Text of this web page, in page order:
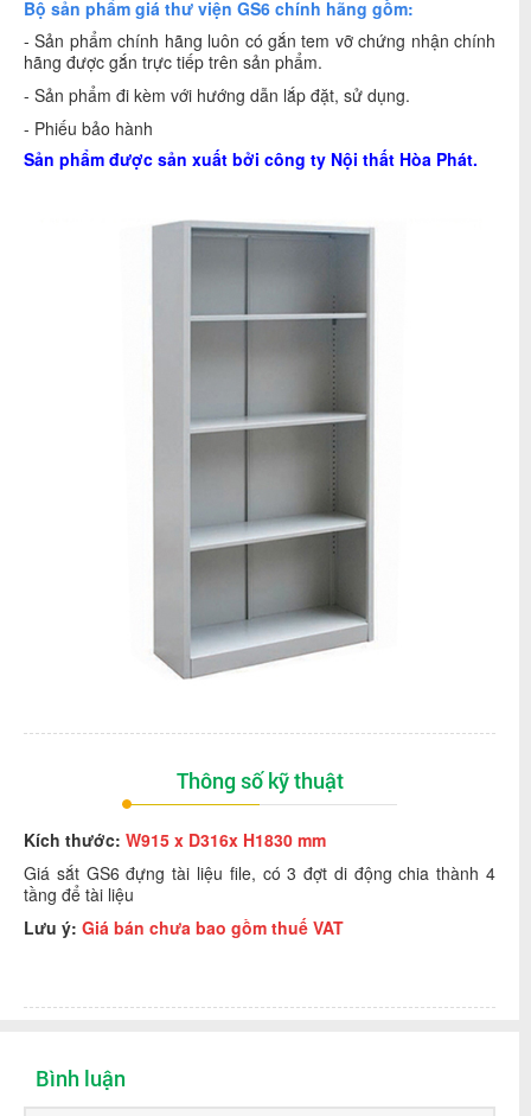
Bộ sản phẩm giá thư viện GS6 chính hãng gồm:
- Sản phẩm chính hãng luôn có gắn tem vỡ chứng nhận chính
hãng được gắn trực tiếp trên sản phẩm.
- Sản phẩm đi kèm với hướng dẫn lắp đặt, sử dụng.
- Phiếu bảo hành
Sản phẩm được sản xuất bởi công ty Nội thất Hòa Phát.
Thông số kỹ thuật
Kích thước: W915 x D316x H1830 mm
Giá sắt GS6 đựng tài liệu file, có 3 đợt di động chia thành 4
tầng để tài liệu
Lưu ý: Giá bán chưa bao gồm thuế VAT
Bình luận